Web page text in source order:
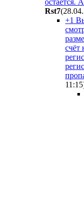
Rst7
+1
счёт
11:15